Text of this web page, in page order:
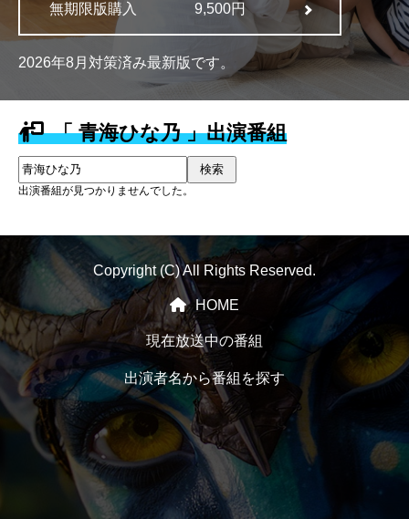
無期限版購入 9,500円
2026年8月対策済み最新版です。
「 青海ひな乃 」出演番組
検索
出演番組が見つかりませんでした。
Copyright (C) All Rights Reserved.
HOME
現在放送中の番組
出演者名から番組を探す